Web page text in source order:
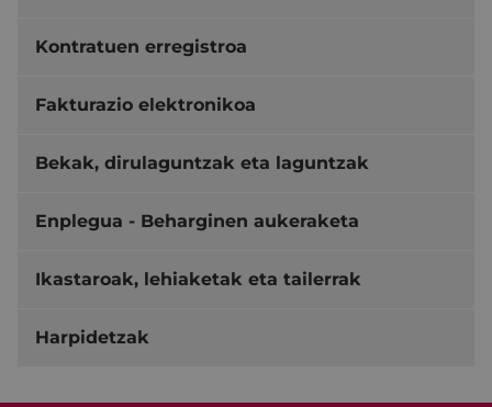
Kontratuen erregistroa
Fakturazio elektronikoa
Bekak, dirulaguntzak eta laguntzak
Enplegua - Beharginen aukeraketa
Ikastaroak, lehiaketak eta tailerrak
Harpidetzak